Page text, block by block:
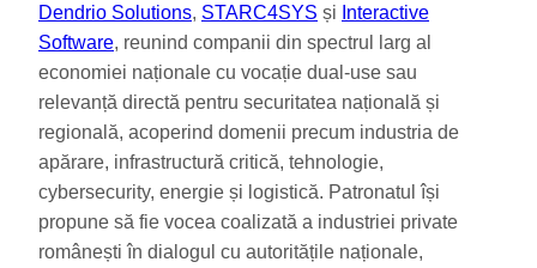
Dendrio Solutions, STARC4SYS și Interactive
Software, reunind companii din spectrul larg al
economiei naționale cu vocație dual-use sau
relevanță directă pentru securitatea națională și
regională, acoperind domenii precum industria de
apărare, infrastructură critică, tehnologie,
cybersecurity, energie și logistică. Patronatul își
propune să fie vocea coalizată a industriei private
românești în dialogul cu autoritățile naționale,